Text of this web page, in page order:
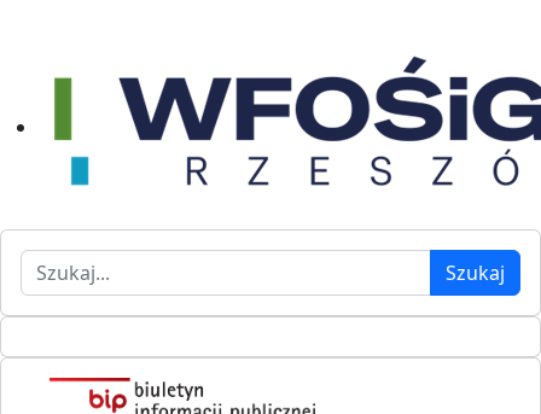
Szukaj Szukaj